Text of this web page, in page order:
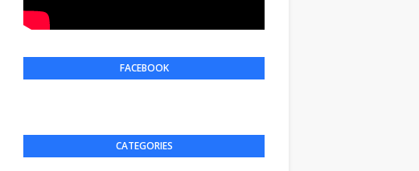
FACEBOOK
CATEGORIES